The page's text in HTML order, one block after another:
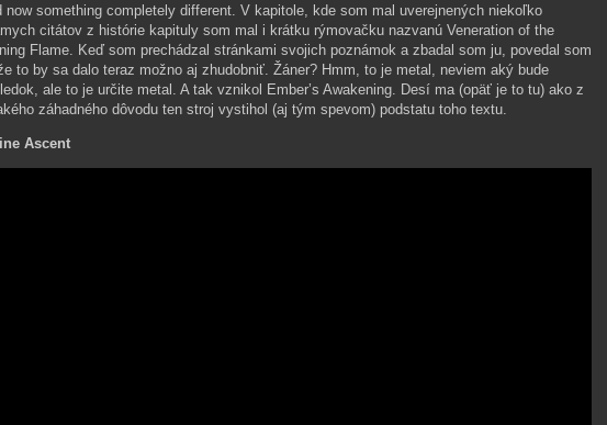
now something completely different. V kapitole, kde som mal uverejnených niekoľko
citátov z histórie kapituly som mal i krátku rýmovačku nazvanú Veneration of the
Flame. Keď som prechádzal stránkami svojich poznámok a zbadal som ju, povedal som
to by sa dalo teraz možno aj zhudobniť. Žáner? Hmm, to je metal, neviem aký bude
ale to je určite metal. A tak vznikol Ember’s Awakening. Desí ma (opäť je to tu) ako z
záhadného dôvodu ten stroj vystihol (aj tým spevom) podstatu toho textu.
Ascent